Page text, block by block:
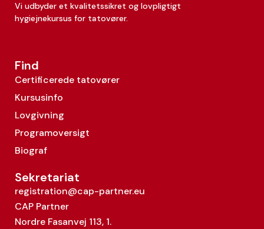
Vi udbyder et kvalitetssikret og lovpligtigt
hygiejnekursus for tatovører.
Find
Certificerede tatovører
Kursusinfo
Lovgivning
Programoversigt
Biograf
Sekretariat
registration@cap-partner.eu
CAP Partner
Nordre Fasanvej 113, 1.